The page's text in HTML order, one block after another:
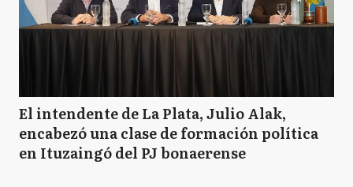
El intendente de La Plata, Julio Alak,
encabezó una clase de formación política
en Ituzaingó del PJ bonaerense